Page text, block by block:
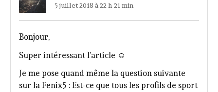
5 juillet 2018 à 22 h 21 min
Bonjour,
Super intéressant l’article ☺️
Je me pose quand même la question suivante
sur la Fenix5 : Est-ce que tous les profils de sport